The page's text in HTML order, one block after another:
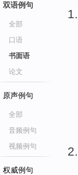
双语例句
全部
口语
书面语
论文
原声例句
全部
音频例句
视频例句
权威例句